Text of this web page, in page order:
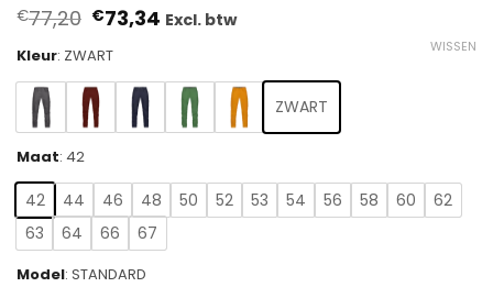
€77,20 Oorspronkelijke
prijs
was:
€77,20.
€73,34 Huidige
€73,34.
Excl. btw
Kleur: ZWART
ZWART
Maat: 42
42 44 46 48 50 52 53 54 56 58 60
62
63
64 66 67
Model: STANDARD
WISSEN